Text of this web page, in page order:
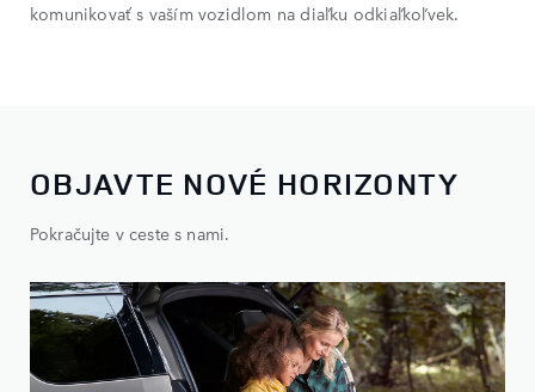
komunikovať s vaším vozidlom na diaľku odkiaľkoľvek.
OBJAVTE NOVÉ HORIZONTY
Pokračujte v ceste s nami.